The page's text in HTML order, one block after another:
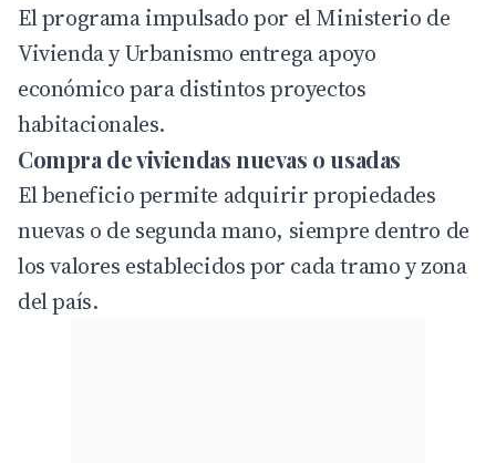
El programa impulsado por el Ministerio de
Vivienda y Urbanismo entrega apoyo
económico para distintos proyectos
habitacionales.
Compra de viviendas nuevas o usadas
El beneficio permite adquirir propiedades
nuevas o de segunda mano, siempre dentro de
los valores establecidos por cada tramo y zona
del país.